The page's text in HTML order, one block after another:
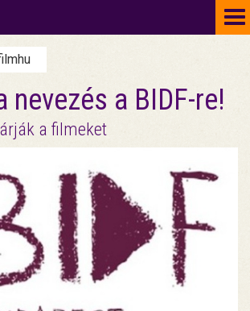
nevezés a BIDF-re!
a filmeket